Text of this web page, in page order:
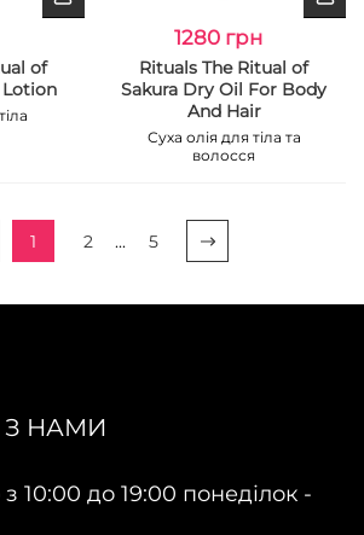
of
1280 грн
Rituals The Ritual of
Sakura Dry Oil For Body
And Hair
Суха олія для тіла та
волосся
1 2 ... 5
З НАМИ
10:00 до 19:00 понеділок -